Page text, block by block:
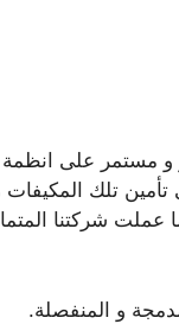
مستمر على انظمة
تأمين تلك
شركتنا
و المنفصلة.